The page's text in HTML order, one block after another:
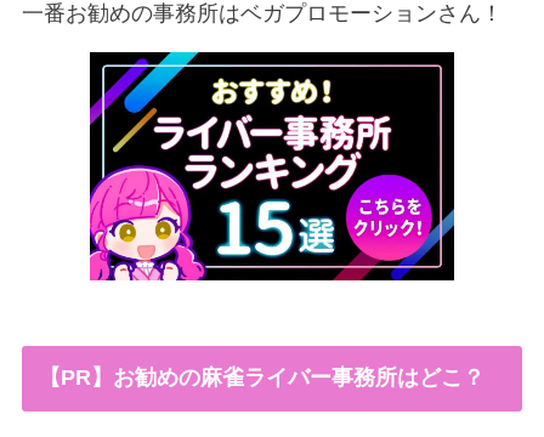
一番お勧めの事務所はベガプロモーションさん！
【PR】お勧めの麻雀ライバー事務所はどこ？